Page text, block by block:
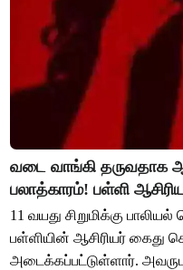
வடை வாங்கி தருவதாக
பலாத்காரம்! பள்ளி
விபத்தில் பலி
11 வயது சிறுமிக்கு
பள்ளியின் ஆசிரியர் கைது
அடைக்கப்பட்டுள்ளார்.